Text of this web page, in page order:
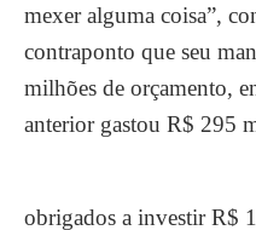
mexer alguma coisa”,
contraponto que seu
milhões de orçamento,
anterior gastou R$ 295
obrigados a investir R$